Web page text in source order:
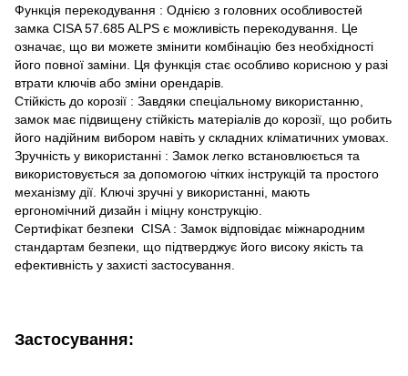
Функція перекодування : Однією з головних особливостей
замка CISA 57.685 ALPS є можливість перекодування. Це
означає, що ви можете змінити комбінацію без необхідності
його повної заміни. Ця функція стає особливо корисною у разі
втрати ключів або зміни орендарів.
Стійкість до корозії : Завдяки спеціальному використанню,
замок має підвищену стійкість матеріалів до корозії, що робить
його надійним вибором навіть у складних кліматичних умовах.
Зручність у використанні : Замок легко встановлюється та
використовується за допомогою чітких інструкцій та простого
механізму дії. Ключі зручні у використанні, мають
ергономічний дизайн і міцну конструкцію.
Сертифікат безпеки CISA : Замок відповідає міжнародним
стандартам безпеки, що підтверджує його високу якість та
ефективність у захисті застосування.
Застосування: